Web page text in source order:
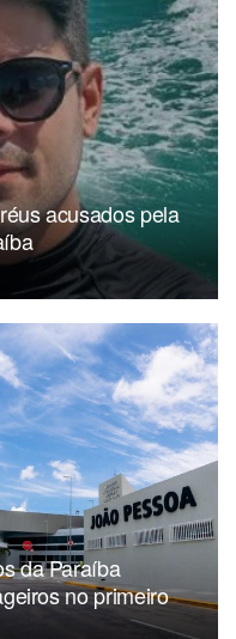
a Anatel assinala que o
e furtos de celulares,
de IMEIs (número
é único e global. Fonte:
acusados pela
da Paraíba
no primeiro